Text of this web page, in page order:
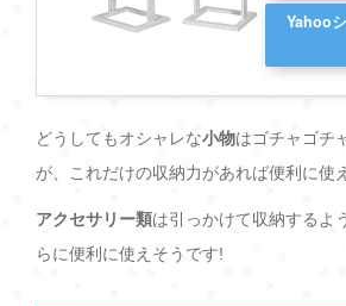
Yahoo
どうしてもオシャレな小物はゴチャゴチ
が、これだけの収納力があれば便利に使
アクセサリー類は引っかけて収納するよ
らに便利に使えそうです!